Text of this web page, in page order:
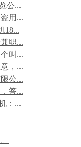
公...
用...
18...
职...
叫...
，...
公...
答...
：...